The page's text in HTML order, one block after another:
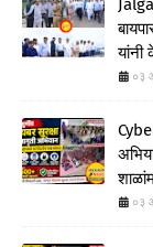
०३
०३